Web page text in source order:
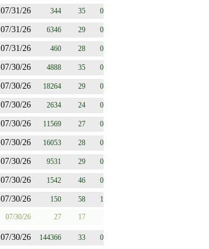
07/31/26 344 35 0
07/31/26 6346 29 0
07/31/26 460 28 0
07/30/26 4888 35 0
07/30/26 18264 29 0
07/30/26 2634 24 0
07/30/26 11569 27 0
07/30/26 16053 28 0
07/30/26 9531 29 0
07/30/26 1542 46 0
07/30/26 150 58 1
07/30/26 27 17
07/30/26 144366 33 0